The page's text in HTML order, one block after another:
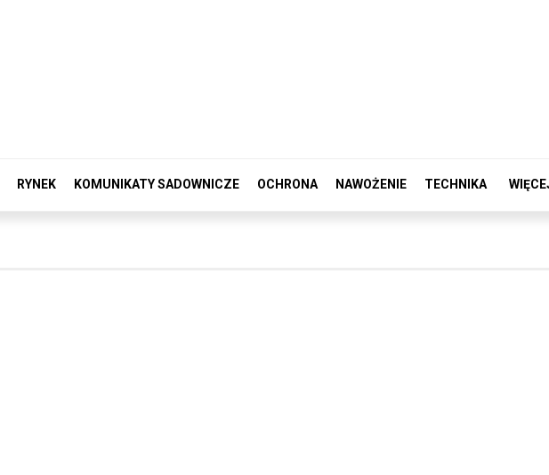
RYNEK KOMUNIKATY SADOWNICZE OCHRONA NAWOŻENIE TECHNIKA